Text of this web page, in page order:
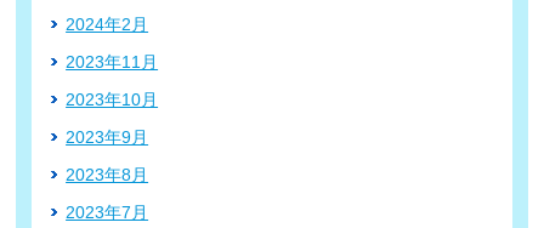
2024年2月
2023年11月
2023年10月
2023年9月
2023年8月
2023年7月